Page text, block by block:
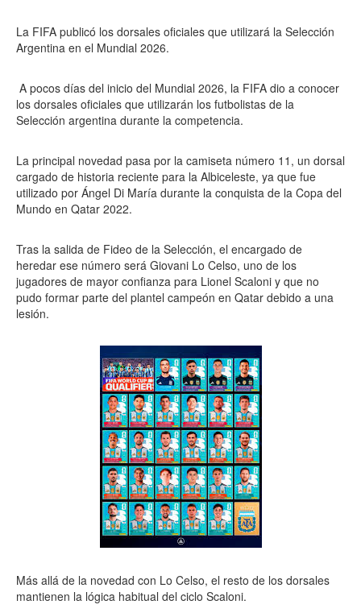
La FIFA publicó los dorsales oficiales que utilizará la Selección
Argentina en el Mundial 2026.
A pocos días del inicio del Mundial 2026, la FIFA dio a conocer
los dorsales oficiales que utilizarán los futbolistas de la
Selección argentina durante la competencia.
La principal novedad pasa por la camiseta número 11, un dorsal
cargado de historia reciente para la Albiceleste, ya que fue
utilizado por Ángel Di María durante la conquista de la Copa del
Mundo en Qatar 2022.
Tras la salida de Fideo de la Selección, el encargado de
heredar ese número será Giovani Lo Celso, uno de los
jugadores de mayor confianza para Lionel Scaloni y que no
pudo formar parte del plantel campeón en Qatar debido a una
lesión.
Más allá de la novedad con Lo Celso, el resto de los dorsales
mantienen la lógica habitual del ciclo Scaloni.